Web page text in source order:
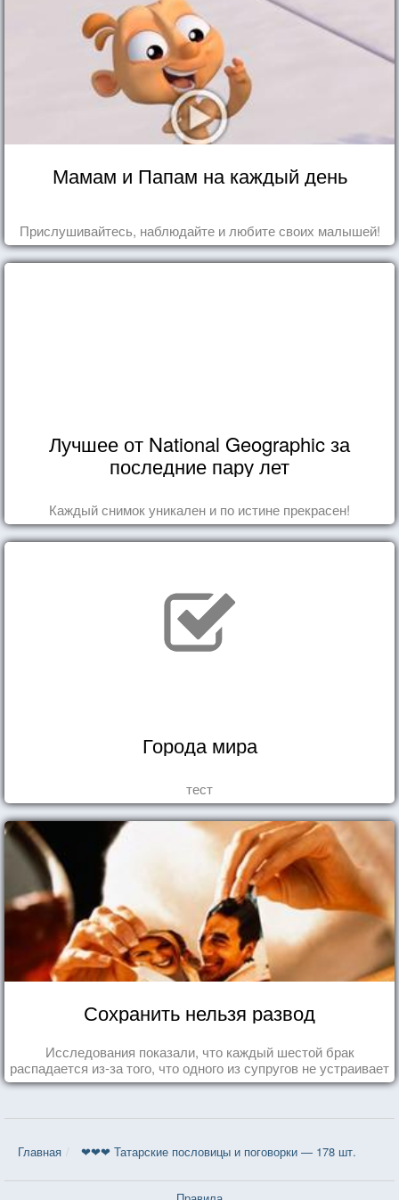
Мамам и Папам на каждый день
Прислушивайтесь, наблюдайте и любите своих малышей!
Лучшее от National Geographic за
последние пару лет
Каждый снимок уникален и по истине прекрасен!
Города мира
тест
Сохранить нельзя развод
Исследования показали, что каждый шестой брак
распадается из-за того, что одного из супругов не устраивает
та роль, которая выпала ему в семье.
Главная ❤❤❤ Татарские пословицы и поговорки — 178 шт.